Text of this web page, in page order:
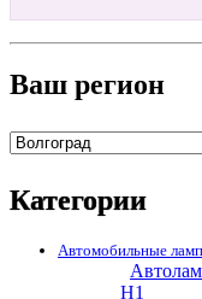
Ваш регион
Категории
Автомобильные
H1